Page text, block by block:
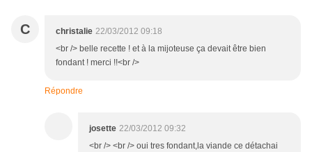
C christalie 22/03/2012 09:18
<br /> belle recette ! et à la mijoteuse ça devait être bien
fondant ! merci !!<br />
Répondre
josette 22/03/2012 09:32
<br /> <br /> oui tres fondant,la viande ce détachai